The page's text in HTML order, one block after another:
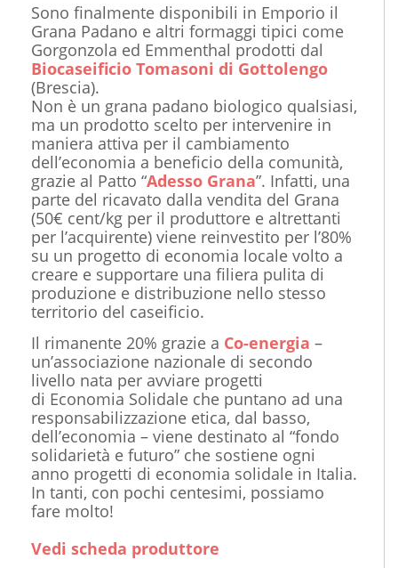
Sono finalmente disponibili in Emporio il
Grana Padano e altri formaggi tipici come
Gorgonzola ed Emmenthal prodotti dal
Biocaseificio Tomasoni di Gottolengo
(Brescia).
Non è un grana padano biologico qualsiasi,
ma un prodotto scelto per intervenire in
maniera attiva per il cambiamento
dell’economia a beneficio della comunità,
grazie al Patto “Adesso Grana”. Infatti, una
parte del ricavato dalla vendita del Grana
(50€ cent/kg per il produttore e altrettanti
per l’acquirente) viene reinvestito per l’80%
su un progetto di economia locale volto a
creare e supportare una filiera pulita di
produzione e distribuzione nello stesso
territorio del caseificio.
Il rimanente 20% grazie a Co-energia –
un’associazione nazionale di secondo
livello nata per avviare progetti
di Economia Solidale che puntano ad una
responsabilizzazione etica, dal basso,
dell’economia – viene destinato al “fondo
solidarietà e futuro” che sostiene ogni
anno progetti di economia solidale in Italia.
In tanti, con pochi centesimi, possiamo
fare molto!
Vedi scheda produttore